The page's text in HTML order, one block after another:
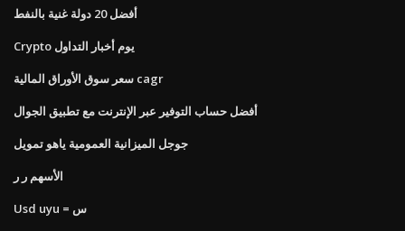
أفضل 20 دولة غنية بالنفط
Crypto يوم أخبار التداول
سعر سوق الأوراق المالية cagr
أفضل حساب التوفير عبر الإنترنت مع تطبيق الجوال
جوجل الميزانية العمومية ياهو تمويل
الأسهم ر ر
Usd uyu = س